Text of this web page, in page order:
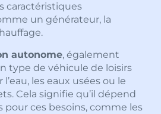
caractéristiques
un générateur, la
autonome, également
type de véhicule de loisirs
les eaux usées ou le
Cela signifie qu’il dépend
pour ces besoins, comme les